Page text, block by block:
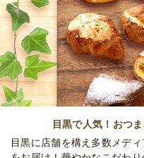
ク
オ
ク
オ
目黒で人気！おつ
目黒に店舗を構え多数メデ